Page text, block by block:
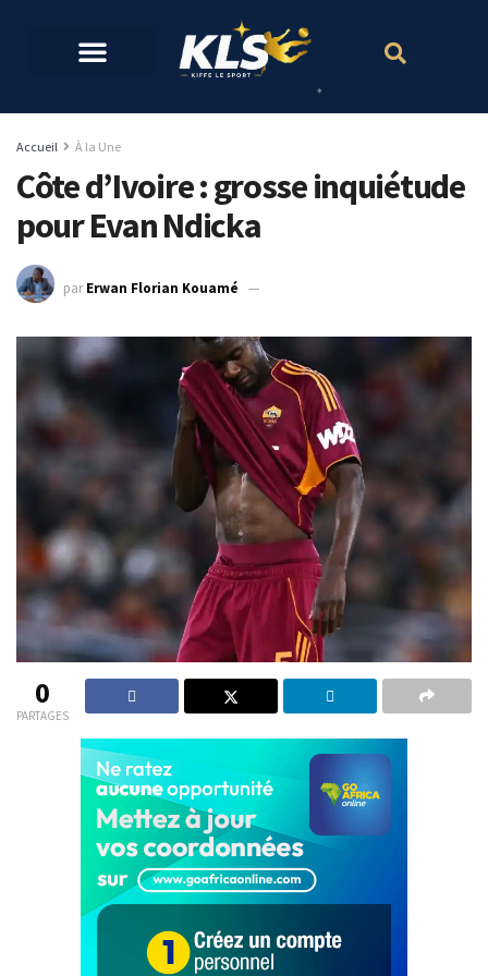
Accueil À la Une
Côte d’Ivoire : grosse inquiétude
pour Evan Ndicka
par Erwan Florian Kouamé
0
PARTAGES